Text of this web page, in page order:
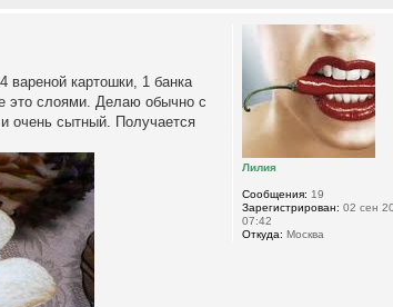
вареной картошки, 1 банка
это слоями. Делаю обычно с
очень сытный. Получается
Лилия
Сообщения: 19
Зарегистрирован: 02 сен
07:42
Откуда: Москва